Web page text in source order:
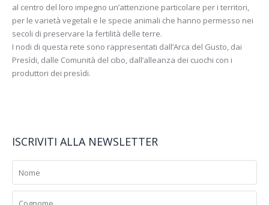
al centro del loro impegno un’attenzione particolare per i territori,
per le varietà vegetali e le specie animali che hanno permesso nei
secoli di preservare la fertilità delle terre.
I nodi di questa rete sono rappresentati dall’Arca del Gusto, dai
Presìdi, dalle Comunità del cibo, dall’alleanza dei cuochi con i
produttori dei presìdi.
ISCRIVITI ALLA NEWSLETTER